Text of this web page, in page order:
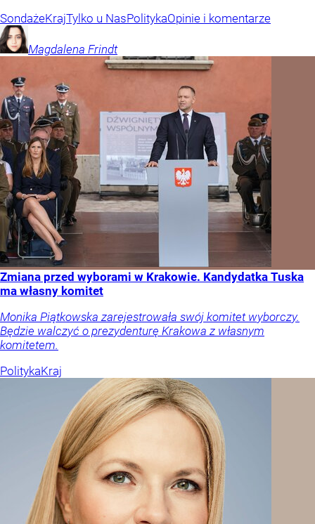
SondażeKrajTylko u NasPolitykaOpinie i komentarze
Magdalena Frindt
Zmiana przed wyborami w Krakowie. Kandydatka Tuska
ma własny komitet
Monika Piątkowska zarejestrowała swój komitet wyborczy.
Będzie walczyć o prezydenturę Krakowa z własnym
komitetem.
PolitykaKraj